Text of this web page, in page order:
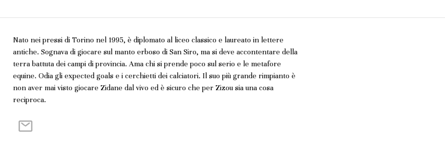
Nato nei pressi di Torino nel 1995, è diplomato al liceo classico e laureato in lettere
antiche. Sognava di giocare sul manto erboso di San Siro, ma si deve accontentare della
terra battuta dei campi di provincia. Ama chi si prende poco sul serio e le metafore
equine. Odia gli expected goals e i cerchietti dei calciatori. Il suo più grande rimpianto è
non aver mai visto giocare Zidane dal vivo ed è sicuro che per Zizou sia una cosa
reciproca.